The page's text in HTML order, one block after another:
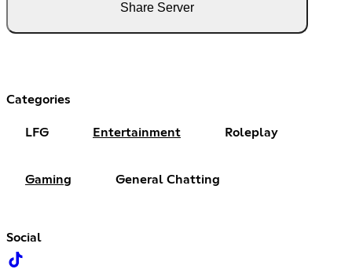
Share Server
Categories
LFG Entertainment Roleplay
Gaming General Chatting
Social